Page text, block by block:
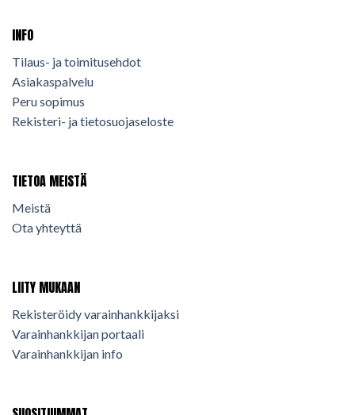
INFO
Tilaus- ja toimitusehdot
Asiakaspalvelu
Peru sopimus
Rekisteri- ja tietosuojaseloste
TIETOA MEISTÄ
Meistä
Ota yhteyttä
LIITY MUKAAN
Rekisteröidy varainhankkijaksi
Varainhankkijan portaali
Varainhankkijan info